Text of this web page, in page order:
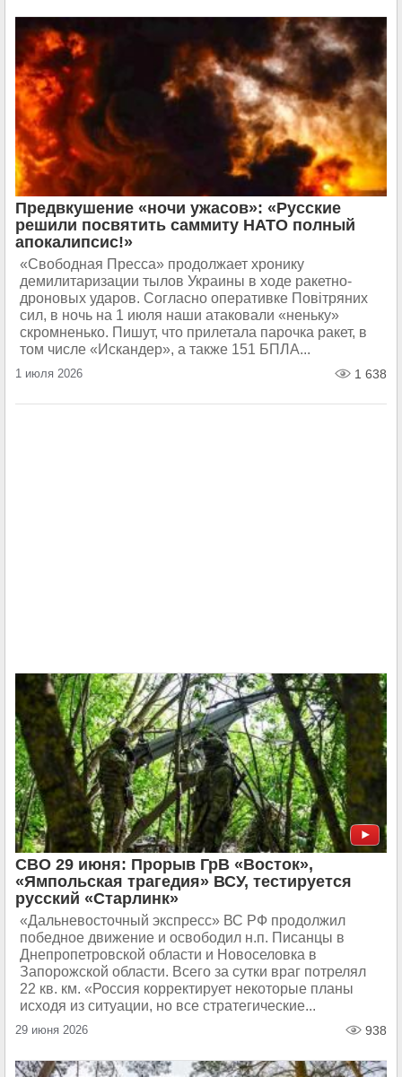
Предвкушение «ночи ужасов»: «Русские
решили посвятить саммиту НАТО полный
апокалипсис!»
«Свободная Пресса» продолжает хронику
демилитаризации тылов Украины в ходе ракетно-
дроновых ударов. Согласно оперативке Повiтряних
сил, в ночь на 1 июля наши атаковали «неньку»
скромненько. Пишут, что прилетала парочка ракет, в
том числе «Искандер», а также 151 БПЛА...
1 июля 2026 1 638
СВО 29 июня: Прорыв ГрВ «Восток»,
«Ямпольская трагедия» ВСУ, тестируется
русский «Старлинк»
«Дальневосточный экспресс» ВС РФ продолжил
победное движение и освободил н.п. Писанцы в
Днепропетровской области и Новоселовка в
Запорожской области. Всего за сутки враг потрелял
22 кв. км. «Россия корректирует некоторые планы
исходя из ситуации, но все стратегические...
29 июня 2026 938